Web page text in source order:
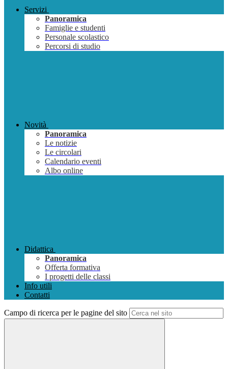
Servizi
Panoramica
Famiglie e studenti
Personale scolastico
Percorsi di studio
Novità
Panoramica
Le notizie
Le circolari
Calendario eventi
Albo online
Didattica
Panoramica
Offerta formativa
I progetti delle classi
Info utili
Contatti
Campo di ricerca per le pagine del sito